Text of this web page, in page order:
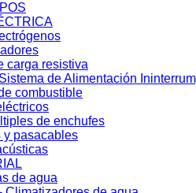
carga resistiva
de Alimentación
combustible
de enchufes
y pasacables
de agua